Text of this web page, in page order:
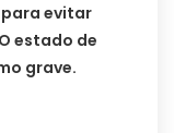
evitar
estado de
grave.